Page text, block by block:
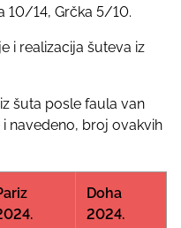
10/14, Grčka 5/10.
i realizacija šuteva iz
šuta posle faula van
navedeno, broj ovakvih
Doha
2024.